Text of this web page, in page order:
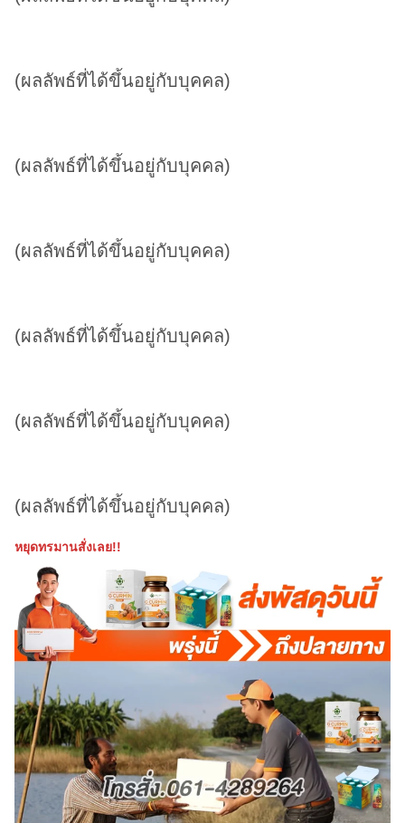
(ผลลัพธ์ที่ได้ขึ้นอยู่กับบุคคล)
(ผลลัพธ์ที่ได้ขึ้นอยู่กับบุคคล)
(ผลลัพธ์ที่ได้ขึ้นอยู่กับบุคคล)
(ผลลัพธ์ที่ได้ขึ้นอยู่กับบุคคล)
(ผลลัพธ์ที่ได้ขึ้นอยู่กับบุคคล)
(ผลลัพธ์ที่ได้ขึ้นอยู่กับบุคคล)
หยุดทรมานสั่งเลย!!